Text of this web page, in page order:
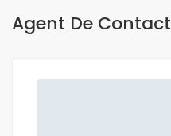
Agent De Contact